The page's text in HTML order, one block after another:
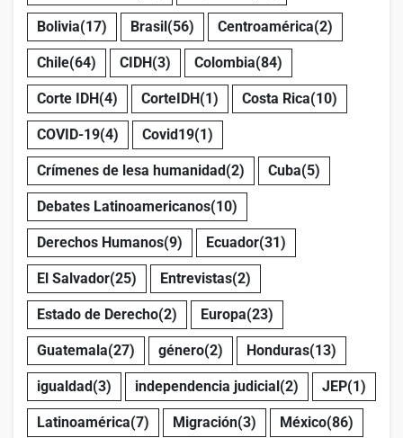
Bolivia(17) Brasil(56) Centroamérica(2)
Chile(64) CIDH(3) Colombia(84)
Corte IDH(4) CorteIDH(1) Costa Rica(10)
COVID-19(4) Covid19(1)
Crímenes de lesa humanidad(2) Cuba(5)
Debates Latinoamericanos(10)
Derechos Humanos(9) Ecuador(31)
El Salvador(25) Entrevistas(2)
Estado de Derecho(2) Europa(23)
Guatemala(27) género(2) Honduras(13)
igualdad(3) independencia judicial(2) JEP(1)
Latinoamérica(7) Migración(3) México(86)